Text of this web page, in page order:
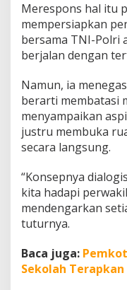
Merespons hal itu
mempersiapkan
bersama TNI-Polri
berjalan dengan
Namun, ia
berarti membatasi
menyampaikan
justru membuka
secara langsung.
“Konsepnya
kita hadapi
mendengarkan
tuturnya.
Baca juga:
Sekolah